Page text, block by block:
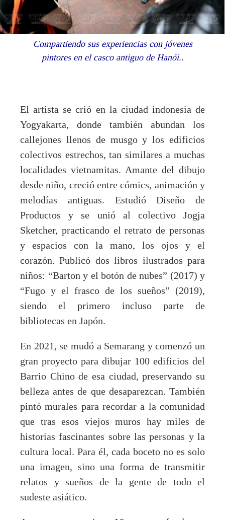
Compartiendo sus experiencias con jóvenes
pintores en el casco antiguo de Hanói..
El artista se crió en la ciudad indonesia de
Yogyakarta, donde también abundan los
callejones llenos de musgo y los edificios
colectivos estrechos, tan similares a muchas
localidades vietnamitas. Amante del dibujo
desde niño, creció entre cómics, animación y
melodías antiguas. Estudió Diseño de
Productos y se unió al colectivo Jogja
Sketcher, practicando el retrato de personas
y espacios con la mano, los ojos y el
corazón. Publicó dos libros ilustrados para
niños: “Barton y el botón de nubes” (2017) y
“Fugo y el frasco de los sueños” (2019),
siendo el primero incluso parte de
bibliotecas en Japón.
En 2021, se mudó a Semarang y comenzó un
gran proyecto para dibujar 100 edificios del
Barrio Chino de esa ciudad, preservando su
belleza antes de que desaparezcan. También
pintó murales para recordar a la comunidad
que tras esos viejos muros hay miles de
historias fascinantes sobre las personas y la
cultura local. Para él, cada boceto no es solo
una imagen, sino una forma de transmitir
relatos y sueños de la gente de todo el
sudeste asiático.